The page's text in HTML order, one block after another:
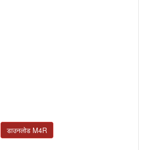
डाउनलोड M4R